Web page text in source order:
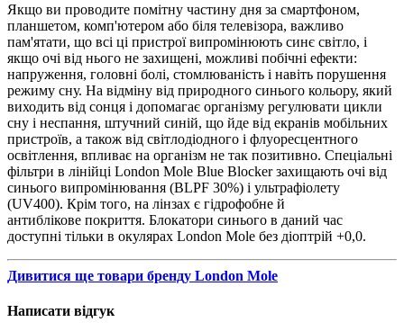
Якщо ви проводите помітну частину дня за смартфоном,
планшетом, комп'ютером або біля телевізора, важливо
пам'ятати, що всі ці пристрої випромінюють синє світло, і
якщо очі від нього не захищені, можливі побічні ефекти:
напруження, головні болі, стомлюваність і навіть порушення
режиму сну. На відміну від природного синього кольору, який
виходить від сонця і допомагає організму регулювати цикли
сну і неспання, штучний синій, що йде від екранів мобільних
пристроїв, а також від світлодіодного і флуоресцентного
освітлення, впливає на організм не так позитивно. Спеціальні
фільтри в лінійці London Mole Blue Blocker захищають очі від
синього випромінювання (BLPF 30%) і ультрафіолету
(UV400). Крім того, на лінзах є гідрофобне й
антиблікове покриття. Блокатори синього в даний час
доступні тільки в окулярах London Mole без діоптрій +0,0.
Дивитися ще товари бренду London Mole
Написати відгук